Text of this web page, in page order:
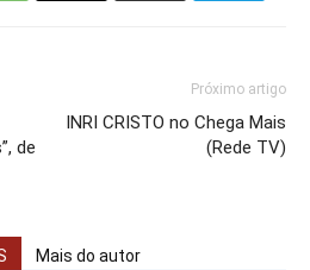
de
Próximo artigo
INRI CRISTO no Chega Mais
(Rede TV)
Mais do autor